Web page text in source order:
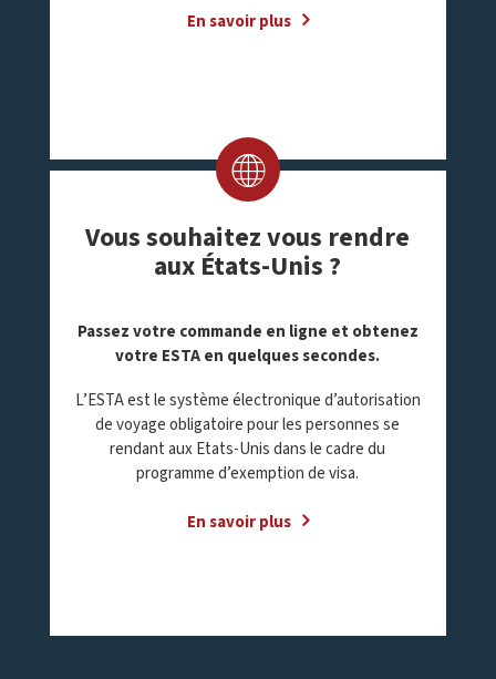
En savoir plus
Vous souhaitez vous rendre
aux États-Unis ?
Passez votre commande en ligne et obtenez
votre ESTA en quelques secondes.
L’ESTA est le système électronique d’autorisation
de voyage obligatoire pour les personnes se
rendant aux Etats-Unis dans le cadre du
programme d’exemption de visa.
En savoir plus